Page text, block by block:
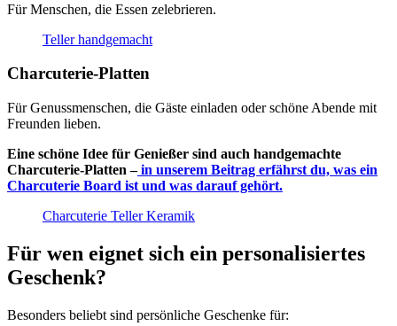
Für Menschen, die Essen zelebrieren.
Teller handgemacht
Charcuterie-Platten
Für Genussmenschen, die Gäste einladen oder schöne Abende mit
Freunden lieben.
Eine schöne Idee für Genießer sind auch handgemachte
Charcuterie-Platten –in unserem Beitrag erfährst du, was ein
Charcuterie Board ist und was darauf gehört.
Charcuterie Teller Keramik
Für wen eignet sich ein personalisiertes
Geschenk?
Besonders beliebt sind persönliche Geschenke für: